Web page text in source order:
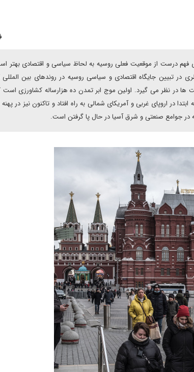
فهم درست از موقعیت فعلی روسیه به لحاظ سیاسی و اقتصادی بهتر
در تبیین جایگاه اقتصادی و سیاسی روسیه در روندهای بین
ها در نظر می گیرد. اولین موج ابر تمدن ده هزارساله کشاورزی است
اروپای غربی و آمریکای شمالی به راه افتاد و تاکنون نیز در
جوامع صنعتی و شرق آسیا در حال پا گرفتن است.